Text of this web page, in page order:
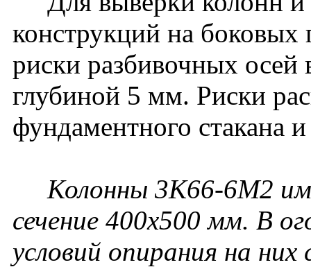
конструкций на боковых
риски разбивочных осей
глубиной 5 мм. Риски
фундаментного стакана
Колонны 3К66-6М2
сечение 400х500 мм. В
условий опирания на